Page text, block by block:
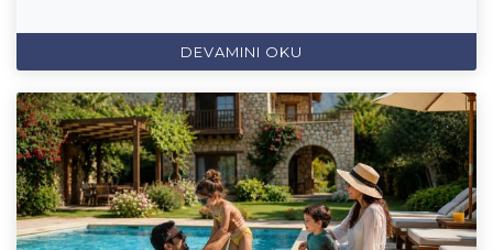
DEVAMINI OKU